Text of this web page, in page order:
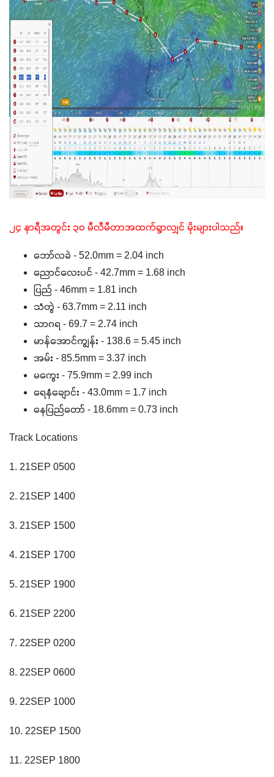
၂၄ နာရီအတွင်း ၃၀ မီလီမီတာအထက်ရွာလျှင် မိုးများပါသည်။
ဘော်လခဲ - 52.0mm = 2.04 inch
ညောင်လေးပင် - 42.7mm = 1.68 inch
ပြည် - 46mm = 1.81 inch
သံတွဲ - 63.7mm = 2.11 inch
သာဂရ - 69.7 = 2.74 inch
မာန်အောင်ကျွန်း - 138.6 = 5.45 inch
အမ်း - 85.5mm = 3.37 inch
မကွေး - 75.9mm = 2.99 inch
ရေနံချောင်း - 43.0mm = 1.7 inch
နေပြည်တော် - 18.6mm = 0.73 inch
Track Locations
1. 21SEP 0500
2. 21SEP 1400
3. 21SEP 1500
4. 21SEP 1700
5. 21SEP 1900
6. 21SEP 2200
7. 22SEP 0200
8. 22SEP 0600
9. 22SEP 1000
10. 22SEP 1500
11. 22SEP 1800